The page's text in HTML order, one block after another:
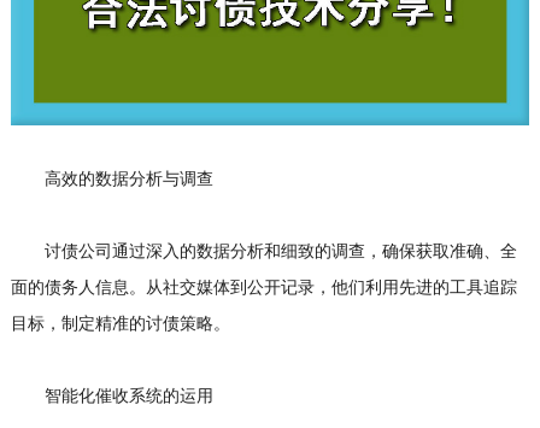
高效的数据分析与调查
讨债公司通过深入的数据分析和细致的调查，确保获取准确、全
面的债务人信息。从社交媒体到公开记录，他们利用先进的工具追踪
目标，制定精准的讨债策略。
智能化催收系统的运用